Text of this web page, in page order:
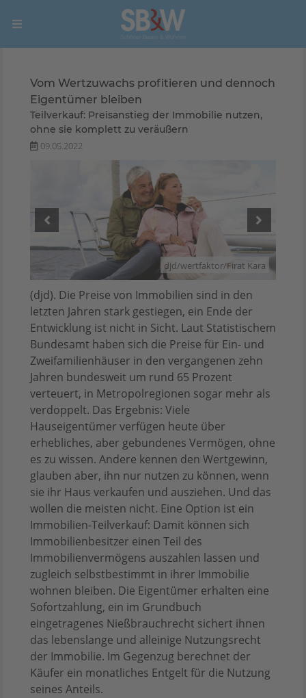
Vom Wertzuwachs profitieren und dennoch
Eigentümer bleiben
Teilverkauf: Preisanstieg der Immobilie nutzen,
ohne sie komplett zu veräußern
09.05.2022
djd/wertfaktor/Firat Kara
(djd). Die Preise von Immobilien sind in den
letzten Jahren stark gestiegen, ein Ende der
Entwicklung ist nicht in Sicht. Laut Statistischem
Bundesamt haben sich die Preise für Ein- und
Zweifamilienhäuser in den vergangenen zehn
Jahren bundesweit um rund 65 Prozent
verteuert, in Metropolregionen sogar mehr als
verdoppelt. Das Ergebnis: Viele
Hauseigentümer verfügen heute über
erhebliches, aber gebundenes Vermögen, ohne
es zu wissen. Andere kennen den Wertgewinn,
glauben aber, ihn nur nutzen zu können, wenn
sie ihr Haus verkaufen und ausziehen. Und das
wollen die meisten nicht. Eine Option ist ein
Immobilien-Teilverkauf: Damit können sich
Immobilienbesitzer einen Teil des
Immobilienvermögens auszahlen lassen und
zugleich selbstbestimmt in ihrer Immobilie
wohnen bleiben. Die Eigentümer erhalten eine
Sofortzahlung, ein im Grundbuch
eingetragenes Nießbrauchrecht sichert ihnen
das lebenslange und alleinige Nutzungsrecht
der Immobilie. Im Gegenzug berechnet der
Käufer ein monatliches Entgelt für die Nutzung
seines Anteils.